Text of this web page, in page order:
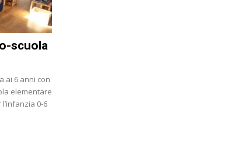
scuola
ai 6 anni con
elementare
0-6